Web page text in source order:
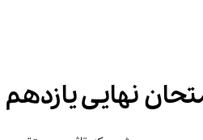
یازدهم